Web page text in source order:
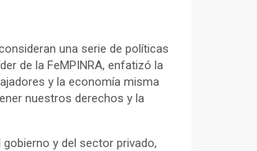
una serie de políticas
de la FeMPINRA, enfatizó la
y la economía misma
nuestros derechos y la
y del sector privado,